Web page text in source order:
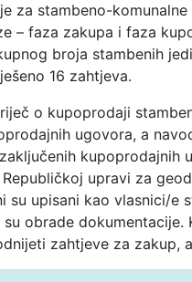
za stambeno-
– faza zakupa i faza
broja stambenih
16 zahtjeva.
o kupoprodaji
ugovora, a
kupoprodajnih
upravi za
su upisani kao vlasnici/e
su obrade
zahtjeve za zakup,